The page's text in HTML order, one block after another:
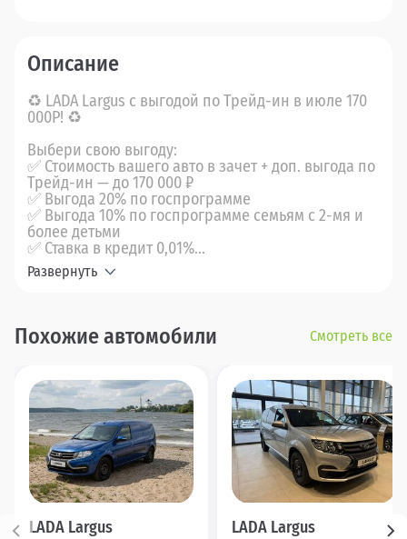
Описание
♻ LADA Largus с выгодой по Трейд-ин в июле 170
000Р! ♻
Выбери свою выгоду:
✅ Стоимость вашего авто в зачет + доп. выгода по
Трейд-ин — до 170 000 ₽
✅ Выгода 20% по госпрограмме
✅ Выгода 10% по госпрограмме семьям с 2-мя и
более детьми
✅ Ставка в кредит 0,01%...
Развернуть
Похожие автомобили Смотреть все
LADA Largus LADA Largus